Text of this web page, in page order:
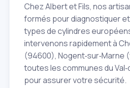
Chez Albert et Fils, nos
formés pour diagnostiquer
types de cylindres
intervenons rapidement à
(94600), Nogent‑sur‑Marne
toutes les communes du
pour assurer votre sécurité.